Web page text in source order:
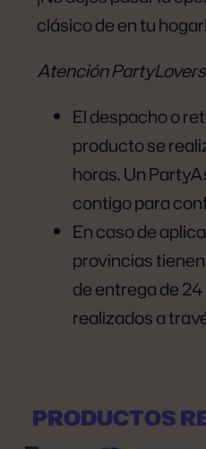
clásico de en tu hogar!
Atención
El despacho o
producto se
horas. Un
contigo para
En caso de
provincias
de entrega de
realizados a
PRODUCTOS